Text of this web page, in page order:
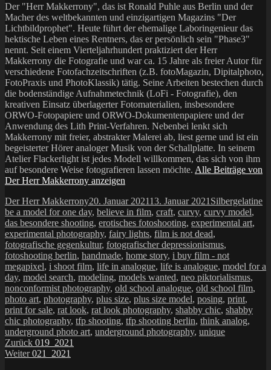
Der "Herr Makkerrony", das ist Ronald Puhle aus Berlin und der
Macher des weltbekannten und einzigartigen Magazins "Der
Lichtbildprophet". Heute führt der ehemalige Laboringenieur das
hektische Leben eines Rentners, das er persönlich sein "Phase3"
nennt. Seit einem Vierteljahrhundert praktiziert der Herr
Makkerrony die Fotografie und war ca. 15 Jahre als freier Autor für
verschiedene Fotofachzeitschriften (z.B. fotoMagazin, Dipitalphoto,
FotoPraxis und PhotoKlassik) tätig. Seine Arbeiten bestechen durch
die bodenständige Aufnahmetechnik (LoFi - Fotografie), den
kreativen Einsatz überlagerter Fotomaterialien, insbesondere
ORWO-Fotopapiere und ORWO-Dokumentenpapiere und der
Anwendung des Lith Print-Verfahren. Nebenbei lenkt sich
Makkerrony mit freier, abstrakter Malerei ab, liest gerne und ist ein
begeisterter Hörer analoger Musik von der Schallplatte. In seinem
Atelier Flackerlight ist jedes Modell willkommen, das sich von ihm
auf besondere Weise fotografieren lassen möchte. Alle Beiträge von
Der Herr Makkerrony anzeigen
Autor
Der Herr MakkerronyVeröffentlicht
am
20. Januar 202113. Januar 2021 Kategorien
Silbergelatine
be a model for one day, believe in film, craft, curvy, curvy model,
das besondere shooting, erotisches fotoshooting, experimental art,
experimental photography, fairy lights, film is not dead,
fotografische gegenkultur, fotografischer depressionismus,
fotoshooting berlin, handmade, home story, i buy film - not
megapixel, i shoot film, life in analogue, life is analogue, model for a
day, model search, modeling, models wanted, neo piktorialismus,
nonconformist photography, old school analogue, old school film,
photo art, photography, plus size, plus size model, posing, print,
print for sale, rat look, rat look photography, shabby chic, shabby
chic photography, tfp shooting, tfp shooting berlin, think analog,
underground photo art, underground photography, unique
Beitragsnavigation
Zurück Vorheriger
Beitrag:
019_2021
Weiter Nächster
021_2021